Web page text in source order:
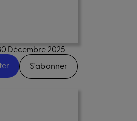
Décembre 2025
S'abonner